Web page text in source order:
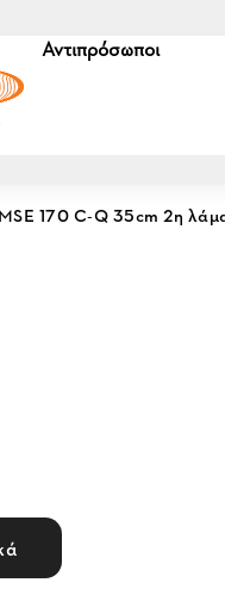
Αντιπρόσωποι
170 C-Q 35cm 2η